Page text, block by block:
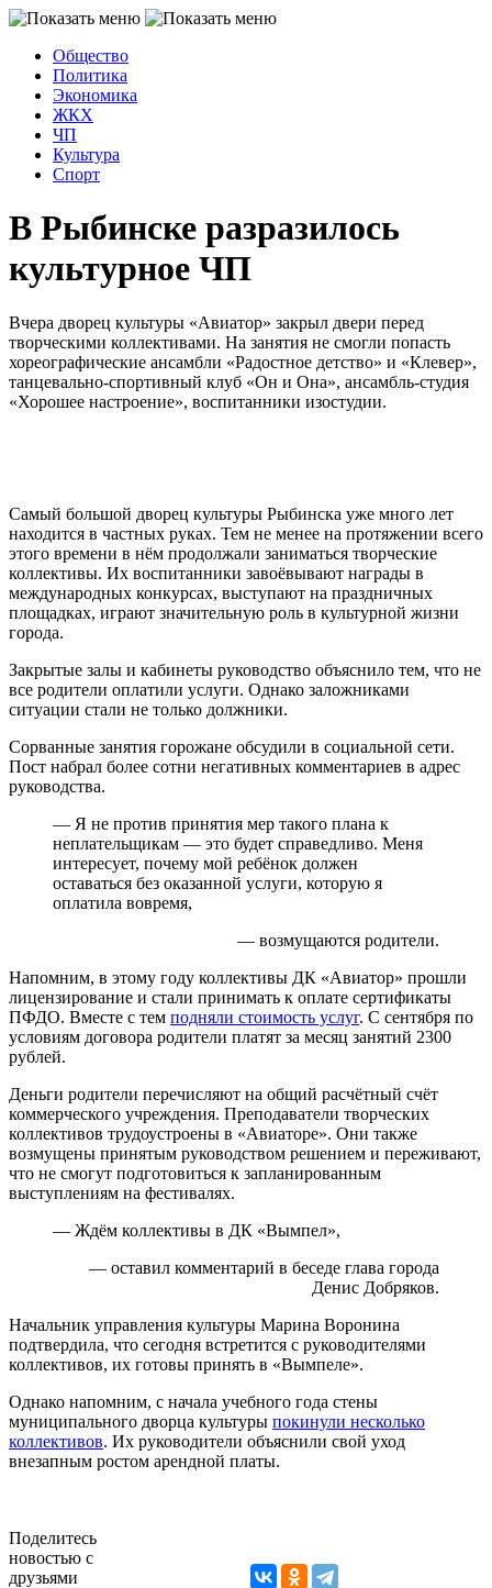
Общество
Политика
Экономика
ЖКХ
ЧП
Культура
Спорт
В Рыбинске разразилось
культурное ЧП
Вчера дворец культуры «Авиатор» закрыл двери перед
творческими коллективами. На занятия не смогли попасть
хореографические ансамбли «Радостное детство» и «Клевер»,
танцевально-спортивный клуб «Он и Она», ансамбль-студия
«Хорошее настроение», воспитанники изостудии.
Самый большой дворец культуры Рыбинска уже много лет
находится в частных руках. Тем не менее на протяжении всего
этого времени в нём продолжали заниматься творческие
коллективы. Их воспитанники завоёвывают награды в
международных конкурсах, выступают на праздничных
площадках, играют значительную роль в культурной жизни
города.
Закрытые залы и кабинеты руководство объяснило тем, что не
все родители оплатили услуги. Однако заложниками
ситуации стали не только должники.
Сорванные занятия горожане обсудили в социальной сети.
Пост набрал более сотни негативных комментариев в адрес
руководства.
— Я не против принятия мер такого плана к
неплательщикам — это будет справедливо. Меня
интересует, почему мой ребёнок должен
оставаться без оказанной услуги, которую я
оплатила вовремя,
— возмущаются родители.
Напомним, в этому году коллективы ДК «Авиатор» прошли
лицензирование и стали принимать к оплате сертификаты
ПФДО. Вместе с тем подняли стоимость услуг. С сентября по
условиям договора родители платят за месяц занятий 2300
рублей.
Деньги родители перечисляют на общий расчётный счёт
коммерческого учреждения. Преподаватели творческих
коллективов трудоустроены в «Авиаторе». Они также
возмущены принятым руководством решением и переживают,
что не смогут подготовиться к запланированным
выступлениям на фестивалях.
— Ждём коллективы в ДК «Вымпел»,
— оставил комментарий в беседе глава города
Денис Добряков.
Начальник управления культуры Марина Воронина
подтвердила, что сегодня встретится с руководителями
коллективов, их готовы принять в «Вымпеле».
Однако напомним, с начала учебного года стены
муниципального дворца культуры покинули несколько
коллективов. Их руководители объяснили свой уход
внезапным ростом арендной платы.
Поделитесь
новостью с
друзьями